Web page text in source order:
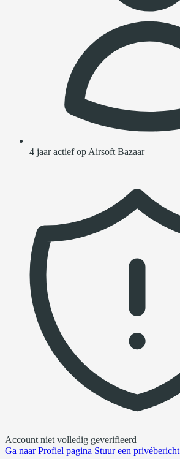
4 jaar actief op Airsoft Bazaar
Account niet volledig geverifieerd
Ga naarProfiel pagina Stuur een privébericht